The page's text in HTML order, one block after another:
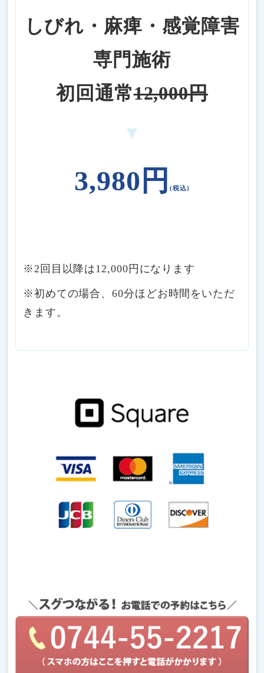
しびれ・麻痺・感覚障害
専門施術
初回通常12,000円
▼
3,980円 (税込)
※2回目以降は12,000円になります
※初めての場合、60分ほどお時間をいただ
きます。